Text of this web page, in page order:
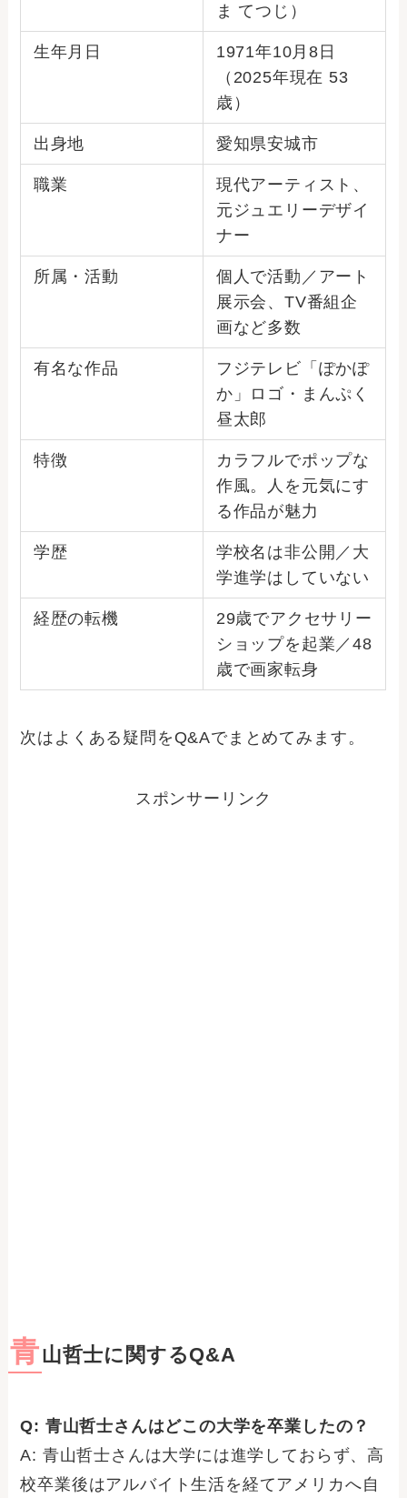
ま てつじ）
生年月日
1971年10月8日
（2025年現在 53
歳）
出身地 愛知県安城市
職業
現代アーティスト、
元ジュエリーデザイ
ナー
所属・活動
個人で活動／アート
展示会、TV番組企
画など多数
有名な作品
フジテレビ「ぽかぽ
か」ロゴ・まんぷく
昼太郎
特徴
カラフルでポップな
作風。人を元気にす
る作品が魅力
学歴
学校名は非公開／大
学進学はしていない
経歴の転機
29歳でアクセサリー
ショップを起業／48
歳で画家転身
次はよくある疑問をQ&Aでまとめてみます。
スポンサーリンク
青山哲士に関するQ&A
Q: 青山哲士さんはどこの大学を卒業したの？
A: 青山哲士さんは大学には進学しておらず、高
校卒業後はアルバイト生活を経てアメリカへ自